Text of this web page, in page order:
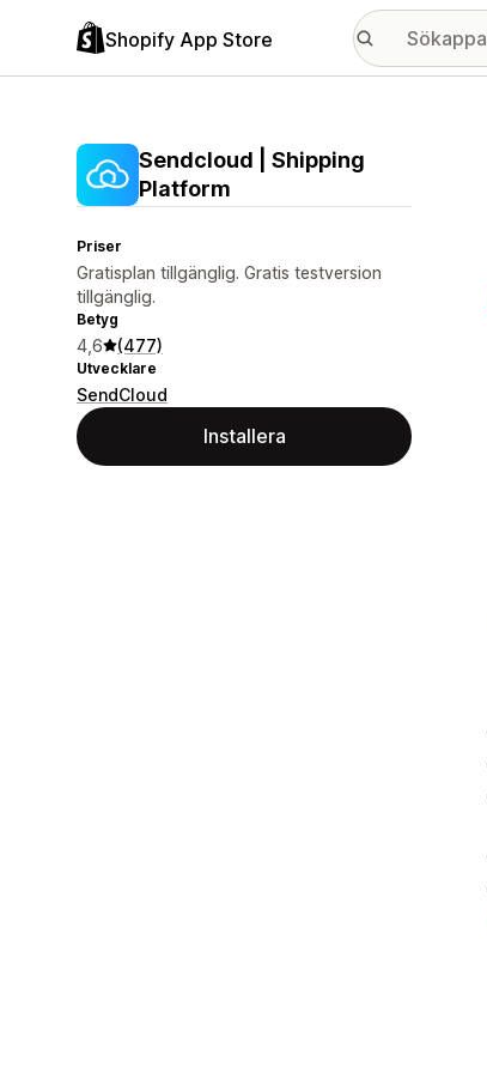
Shopify App Store
Sendcloud | Shipping
Platform
Priser
Gratisplan tillgänglig. Gratis testversion
tillgänglig.
Betyg
4,6 (477)
Utvecklare
SendCloud
Installera